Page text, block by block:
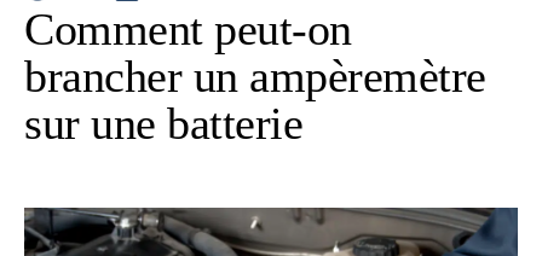
Comment peut-on
brancher un ampèremètre
sur une batterie